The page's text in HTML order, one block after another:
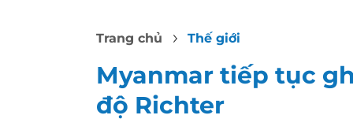
Trang chủ Thế giới
Myanmar tiếp tục
độ Richter